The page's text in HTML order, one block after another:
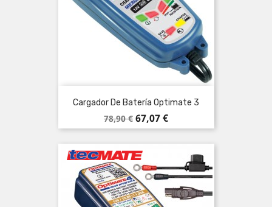
Cargador De Batería Optimate 3
Precio
base
78,90 € Precio
67,07 €